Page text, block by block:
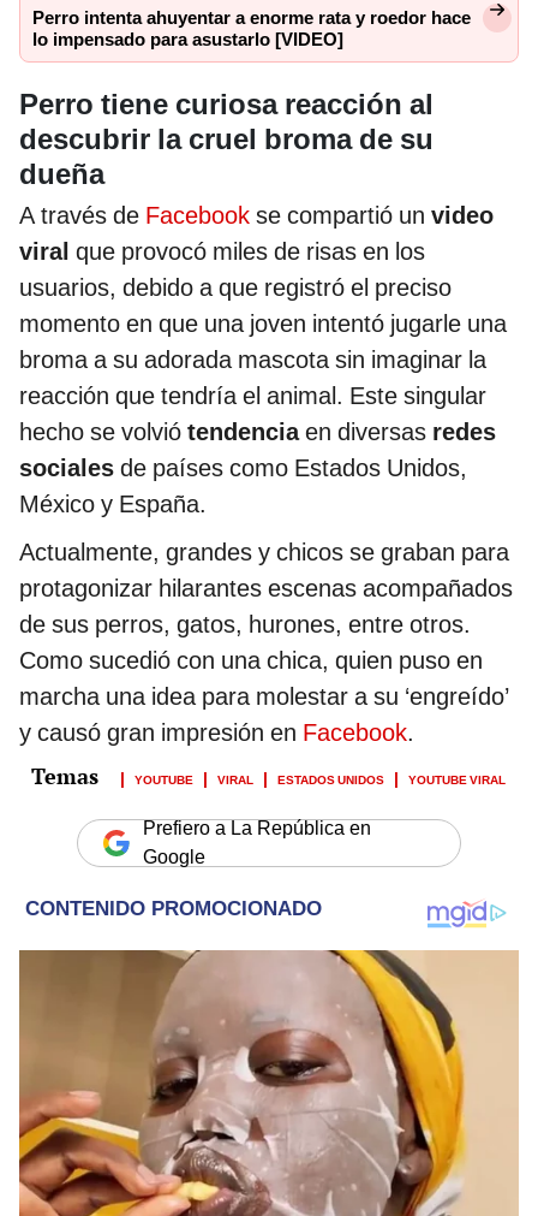
Perro intenta ahuyentar a enorme rata y roedor hace
lo impensado para asustarlo [VIDEO]
Perro tiene curiosa reacción al
descubrir la cruel broma de su
dueña
A través de Facebook se compartió un video
viral que provocó miles de risas en los
usuarios, debido a que registró el preciso
momento en que una joven intentó jugarle una
broma a su adorada mascota sin imaginar la
reacción que tendría el animal. Este singular
hecho se volvió tendenciaen diversas redes
sociales de países como Estados Unidos,
México y España.
Actualmente, grandes y chicos se graban para
protagonizar hilarantes escenas acompañados
de sus perros, gatos, hurones, entre otros.
Como sucedió con una chica, quien puso en
marcha una idea para molestar a su ‘engreído’
y causó gran impresión en Facebook.
YOUTUBE VIRAL ESTADOS UNIDOS YOUTUBE VIRAL
Prefiero a La República en
Google